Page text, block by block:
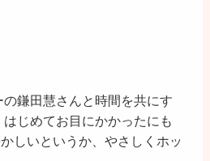
鎌田慧さんと時間を共にす
じめてお目にかかったにも
しいというか、やさしくホッ